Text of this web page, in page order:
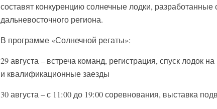
составят конкуренцию солнечные лодки, разработанные
дальневосточного региона.
В программе «Солнечной регаты»:
29 августа – встреча команд, регистрация, спуск лодок
и квалификационные заезды
30 августа – с 11:00 до 19:00 соревнования, выставка